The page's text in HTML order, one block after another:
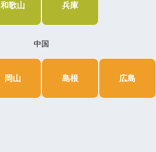
和歌山 兵庫
中国
岡山 島根 広島